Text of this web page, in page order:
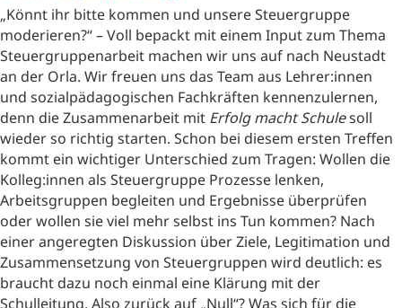
„Könnt ihr bitte kommen und unsere Steuergruppe
moderieren?“ – Voll bepackt mit einem Input zum Thema
Steuergruppenarbeit machen wir uns auf nach Neustadt
an der Orla. Wir freuen uns das Team aus Lehrer:innen
und sozialpädagogischen Fachkräften kennenzulernen,
denn die Zusammenarbeit mit Erfolg macht Schulesoll
wieder so richtig starten. Schon bei diesem ersten Treffen
kommt ein wichtiger Unterschied zum Tragen: Wollen die
Kolleg:innen als Steuergruppe Prozesse lenken,
Arbeitsgruppen begleiten und Ergebnisse überprüfen
oder wollen sie viel mehr selbst ins Tun kommen? Nach
einer angeregten Diskussion über Ziele, Legitimation und
Zusammensetzung von Steuergruppen wird deutlich: es
braucht dazu noch einmal eine Klärung mit der
Schulleitung. Also zurück auf „Null“? Was sich für die